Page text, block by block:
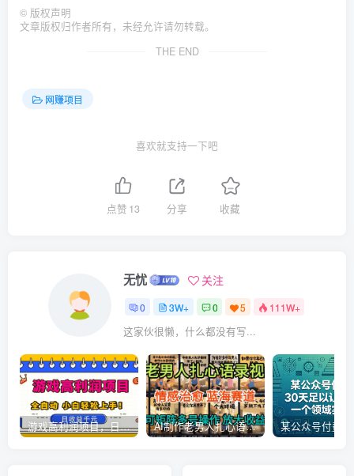
© 版权声明
文章版权归作者所有，未经允许请勿转载。
THE END
网赚项目
喜欢就支持一下吧
点赞 13 分享 收藏
无忧 关注
0 3W+ 0 5 111W+
这家伙很懒，什么都没有写...
游戏高利润项目，日收益1k+，全自动，无需值守，解放双手，小白轻松上手【揭秘】 AI制作老男人扎心语录，5分钟一条，操作简单，流量非常大，保姆级教程